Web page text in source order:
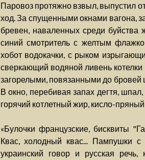
Паровоз протяжно взвыл, выпустил
ход. За спущенными окнами вагона,
бревен, наваленных среди буйства
синий смотритель с желтым
хобот водокачки, с рыком
сверкающий водяной ливень
загорелыми, повязанными до бровей
В окно, перебивая запах дегтя,
горячий котлетный жир, кисло-
«Булочки французские, бисквиты
Квас, холодный квас... Пампушки
украинский говор и русская речь,